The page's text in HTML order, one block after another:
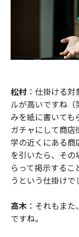
松村：仕掛ける対
ルが高いですね
みを紙に書いても
ガチャにして商
学の近くにある商
を引いたら、その
らって掲示するこ
うという仕掛けで
高木：それもまた
ですね。